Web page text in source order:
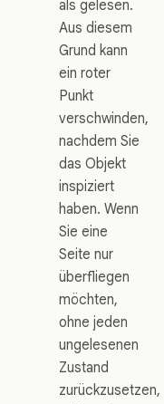
als gelesen.
Aus diesem
Grund kann
ein roter
Punkt
verschwinden,
nachdem Sie
das Objekt
inspiziert
haben. Wenn
Sie eine
Seite nur
überfliegen
möchten,
ohne jeden
ungelesenen
Zustand
zurückzusetzen,